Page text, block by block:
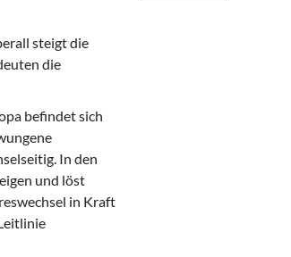
steigt die
die
befindet sich
In den
und löst
in Kraft